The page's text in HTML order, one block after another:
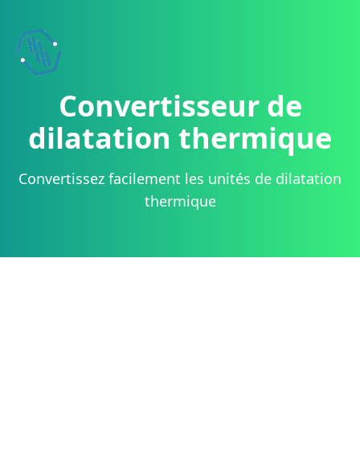
Convertisseur de
dilatation thermique
Convertissez facilement les unités de dilatation
thermique